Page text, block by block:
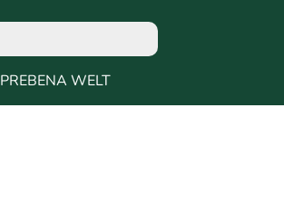
PREBENA WELT